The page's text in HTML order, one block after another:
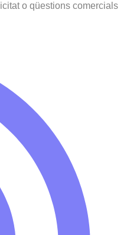
o qüestions comercials